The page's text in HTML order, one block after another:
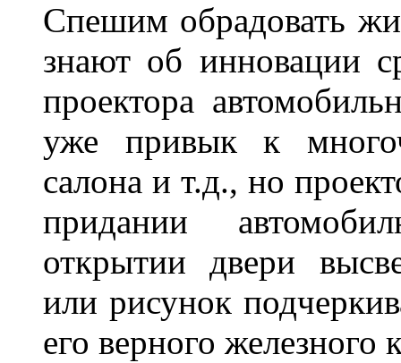
Спешим обрадовать
знают об инновации
проектора
уже привык к
салона и т.д., но
придании
открытии двери
или рисунок
его верного железного